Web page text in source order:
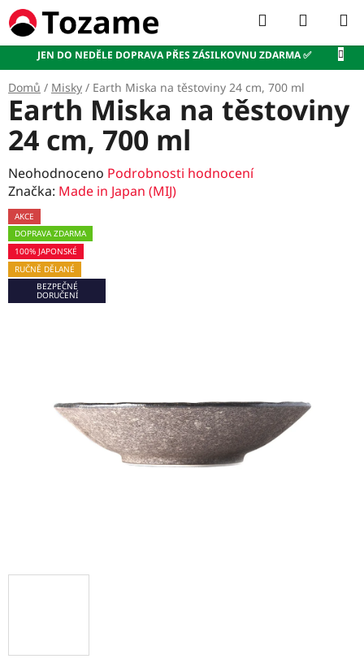
Přejít
na
obsah
JEN DO NEDĚLE DOPRAVA PŘES ZÁSILKOVNU ZDARMA ✅
Hledat
KOŠÍK
Domů / Misky / Earth Miska na těstoviny 24 cm, 700 ml
Earth Miska na těstoviny
24 cm, 700 ml
Průměrné
hodnocení
produktu
je
0,0
z
5
hvězdiček.
Neohodnoceno Podrobnosti hodnocení
Značka: Made in Japan (MIJ)
AKCE
DOPRAVA ZDARMA
100% JAPONSKÉ
RUČNĚ DĚLANÉ
BEZPEČNÉ
DORUČENÍ